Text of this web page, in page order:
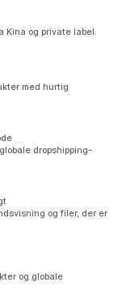
Kina og private label.
med hurtig
dropshipping-
og filer, der er
og globale